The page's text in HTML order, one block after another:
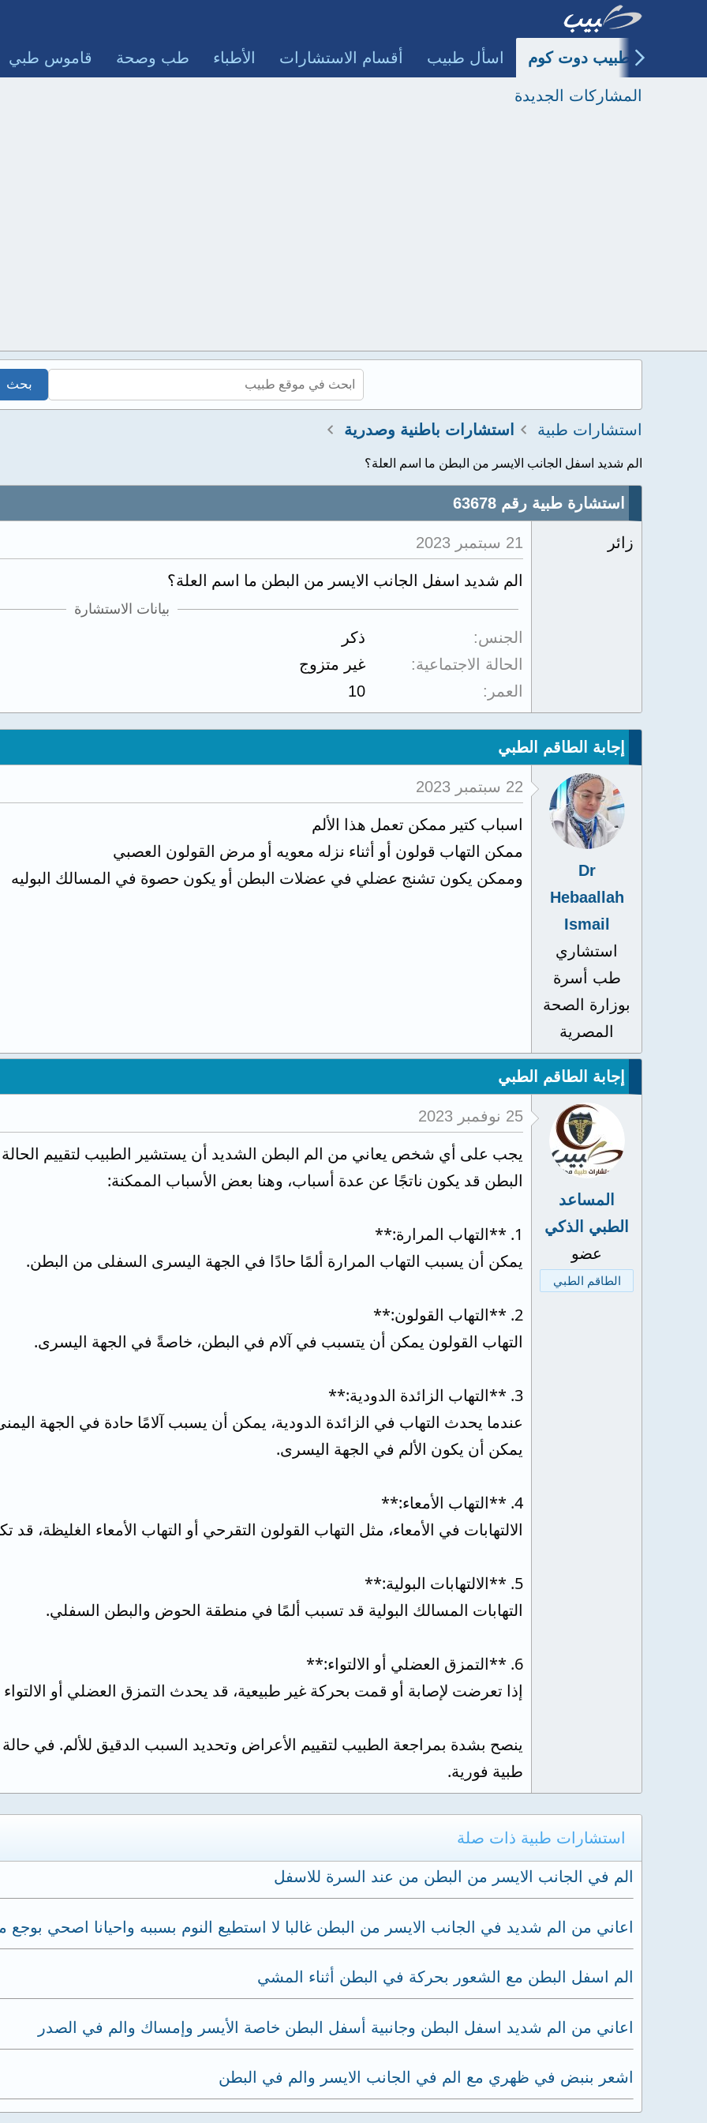
طبيب دوت كوم اسأل طبيب أقسام الاستشارات الأطباء طب وصحة قاموس طبي
المشاركات الجديدة
استشارات طبية استشارات باطنية وصدرية
الم شديد اسفل الجانب الايسر من البطن ما اسم العلة؟
استشارة طبية رقم 63678
زائر 21 سبتمبر 2023
الم شديد اسفل الجانب الايسر من البطن ما اسم العلة؟
بيانات الاستشارة
الجنس
ذكر
الحالة الاجتماعية
غير متزوج
العمر
10
إجابة الطاقم الطبي
Dr
Hebaallah
Ismail
استشاري
طب أسرة
بوزارة الصحة
المصرية
22 سبتمبر 2023
اسباب كتير ممكن تعمل هذا الألم
ممكن التهاب قولون أو أثناء نزله معويه أو مرض القولون العصبي
وممكن يكون تشنج عضلي في عضلات البطن أو يكون حصوة في المسالك البوليه
إجابة الطاقم الطبي
المساعد
الطبي الذكي
عضو
الطاقم الطبي
25 نوفمبر 2023
يجب على أي شخص يعاني من الم البطن الشديد أن يستشير الطبيب لتقييم
البطن قد يكون ناتجًا عن عدة أسباب، وهنا بعض الأسباب الممكنة:
1. **التهاب المرارة:**
يمكن أن يسبب التهاب المرارة ألمًا حادًا في الجهة اليسرى السفلى من البطن.
2. **التهاب القولون:**
التهاب القولون يمكن أن يتسبب في آلام في البطن، خاصةً في الجهة اليسرى.
3. **التهاب الزائدة الدودية:**
عندما يحدث التهاب في الزائدة الدودية، يمكن أن يسبب آلامًا حادة في الجهة
يمكن أن يكون الألم في الجهة اليسرى.
4. **التهاب الأمعاء:**
الالتهابات في الأمعاء، مثل التهاب القولون التقرحي أو التهاب الأمعاء الغليظة،
5. **الالتهابات البولية:**
التهابات المسالك البولية قد تسبب ألمًا في منطقة الحوض والبطن السفلي.
6. **التمزق العضلي أو الالتواء:**
إذا تعرضت لإصابة أو قمت بحركة غير طبيعية، قد يحدث التمزق العضلي أو
ينصح بشدة بمراجعة الطبيب لتقييم الأعراض وتحديد السبب الدقيق للألم. في
طبية فورية.
استشارات طبية ذات صلة
الم في الجانب الايسر من البطن من عند السرة للاسفل
اعاني من الم شديد في الجانب الايسر من البطن غالبا لا استطيع النوم بسببه واحيانا اصحي
الم اسفل البطن مع الشعور بحركة في البطن أثناء المشي
اعاني من الم شديد اسفل البطن وجانبية أسفل البطن خاصة الأيسر وإمساك والم في الصدر
اشعر بنبض في ظهري مع الم في الجانب الايسر والم في البطن